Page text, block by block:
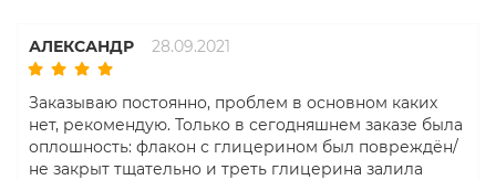
АЛЕКСАНДР 28.09.2021
Заказываю постоянно, проблем в основном каких
нет, рекомендую. Только в сегодняшнем заказе была
оплошность: флакон с глицерином был повреждён/
не закрыт тщательно и треть глицерина залила